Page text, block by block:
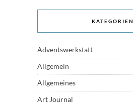
KATEGORIEN
Adventswerkstatt
Allgemein
Allgemeines
Art Journal